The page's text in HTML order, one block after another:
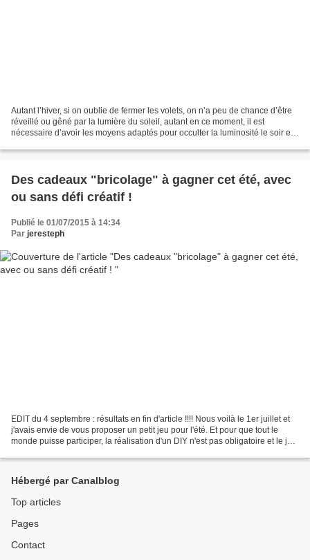
Autant l’hiver, si on oublie de fermer les volets, on n’a peu de chance d’être
réveillé ou gêné par la lumière du soleil, autant en ce moment, il est
nécessaire d’avoir les moyens adaptés pour occulter la luminosité le soir et
Des cadeaux "bricolage" à gagner cet été, avec
ou sans défi créatif !
Publié le 01/07/2015 à 14:34
Par jeresteph
EDIT du 4 septembre : résultats en fin d'article !!!! Nous voilà le 1er juillet et
j'avais envie de vous proposer un petit jeu pour l'été. Et pour que tout le
monde puisse participer, la réalisation d'un DIY n'est pas obligatoire et le jeu
Hébergé par Canalblog
Top articles
Pages
Contact